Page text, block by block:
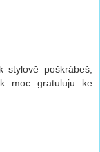
stylově poškrábeš,
moc gratuluju ke